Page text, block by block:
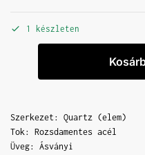
1 készleten
Szerkezet: Quartz (elem)
Tok: Rozsdamentes acél
Üveg: Ásványi